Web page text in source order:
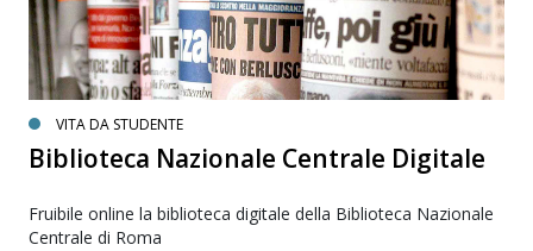
VITA DA STUDENTE
Biblioteca Nazionale Centrale Digitale
Fruibile online la biblioteca digitale della Biblioteca Nazionale
Centrale di Roma